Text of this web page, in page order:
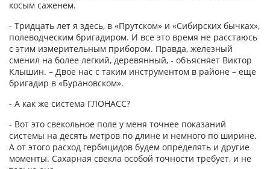
косым саженем.
- Тридцать лет я здесь, в «Прутском» и «Сибирских бычках»,
полеводческим бригадиром. И все это время не расстаюсь
с этим измерительным прибором. Правда, железный
сменил на более легкий, деревянный, - объясняет Виктор
Клышин. – Двое нас с таким инструментом в районе – еще
бригадир в «Бурановском».
- А как же система ГЛОНАСС?
- Вот это свекольное поле у меня точнее показаний
системы на десять метров по длине и немного по ширине.
А от этого расход гербицидов будем определять и другие
моменты. Сахарная свекла особой точности требует, и не